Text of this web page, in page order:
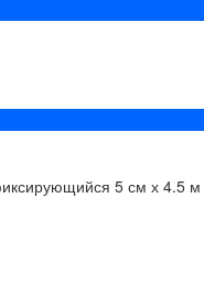
5 см х 4.5 м